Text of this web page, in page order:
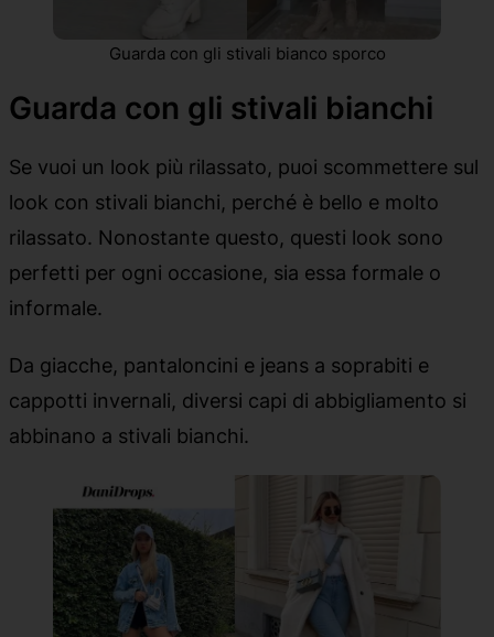
Guarda con gli stivali bianco sporco
Guarda con gli stivali bianchi
Se vuoi un look più rilassato, puoi scommettere sul
look con stivali bianchi, perché è bello e molto
rilassato. Nonostante questo, questi look sono
perfetti per ogni occasione, sia essa formale o
informale.
Da giacche, pantaloncini e jeans a soprabiti e
cappotti invernali, diversi capi di abbigliamento si
abbinano a stivali bianchi.